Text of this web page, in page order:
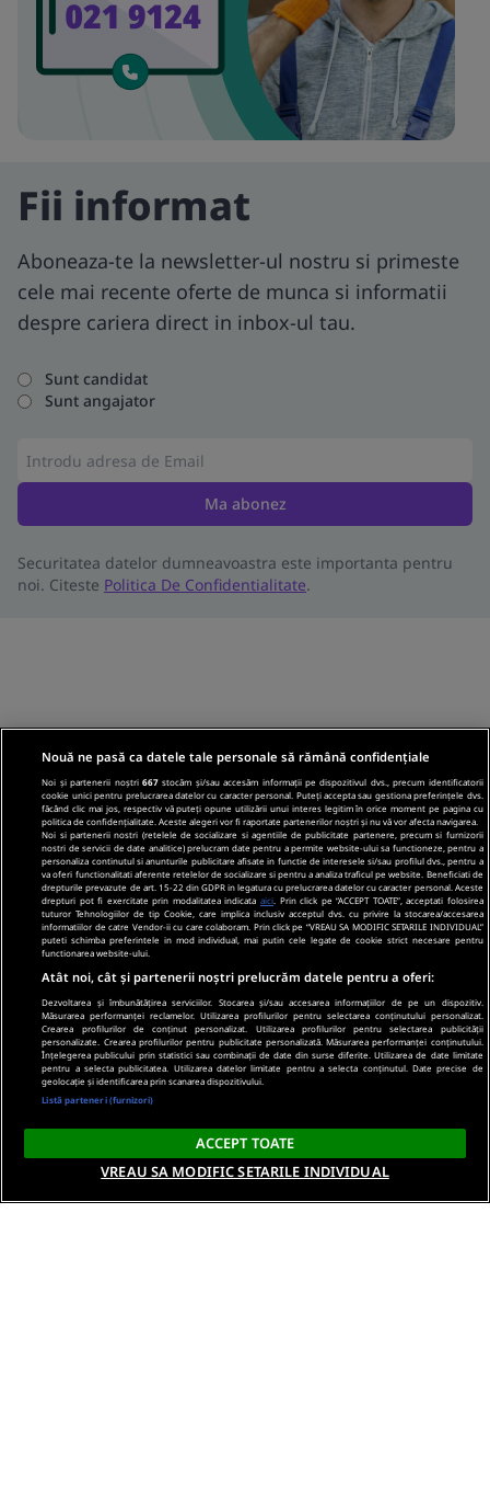
Fii informat
Aboneaza-te la newsletter-ul nostru si primeste
cele mai recente oferte de munca si informatii
despre cariera direct in inbox-ul tau.
Sunt candidat
Sunt angajator
Ma abonez
Securitatea datelor dumneavoastra este importanta pentru
noi. Citeste Politica De Confidentialitate.
Nouă ne pasă ca datele tale personale să rămână confidențiale
Noi și partenerii noștri667 stocăm și/sau accesăm informații pe dispozitivul dvs., precum identificatorii
cookie unici pentru prelucrarea datelor cu caracter personal. Puteți accepta sau gestiona preferințele dvs.
făcând clic mai jos, respectiv vă puteți opune utilizării unui interes legitim în orice moment pe pagina cu
politica de confidențialitate. Aceste alegeri vor fi raportate partenerilor noștri și nu vă vor afecta navigarea.
Noi si partenerii nostri (retelele de socializare si agentiile de publicitate partenere, precum si furnizorii
nostri de servicii de date analitice) prelucram date pentru a permite website-ului sa functioneze, pentru a
personaliza continutul si anunturile publicitare afisate in functie de interesele si/sau profilul dvs., pentru a
va oferi functionalitati aferente retelelor de socializare si pentru a analiza traficul pe website. Beneficiati de
drepturile prevazute de art. 15-22 din GDPR in legatura cu prelucrarea datelor cu caracter personal. Aceste
drepturi pot fi exercitate prin modalitatea indicata aici . Prin click pe “ACCEPT TOATE”, acceptati folosirea
tuturor Tehnologiilor de tip Cookie, care implica inclusiv acceptul dvs. cu privire la stocarea/accesarea
informatiilor de catre Vendor-ii cu care colaboram. Prin click pe “VREAU SA MODIFIC SETARILE INDIVIDUAL”
puteti schimba preferintele in mod individual, mai putin cele legate de cookie strict necesare pentru
functionarea website-ului.
Atât noi, cât și partenerii noștri prelucrăm datele pentru a oferi:
Dezvoltarea și îmbunătățirea serviciilor. Stocarea și/sau accesarea informațiilor de pe un dispozitiv.
Măsurarea performanței reclamelor. Utilizarea profilurilor pentru selectarea conținutului personalizat.
Crearea profilurilor de conținut personalizat. Utilizarea profilurilor pentru selectarea publicității
personalizate. Crearea profilurilor pentru publicitate personalizată. Măsurarea performanței conținutului.
Înțelegerea publicului prin statistici sau combinații de date din surse diferite. Utilizarea de date limitate
pentru a selecta publicitatea. Utilizarea datelor limitate pentru a selecta conținutul. Date precise de
geolocație și identificarea prin scanarea dispozitivului.
Listă parteneri (furnizori)
ACCEPT TOATE
VREAU SA MODIFIC SETARILE INDIVIDUAL